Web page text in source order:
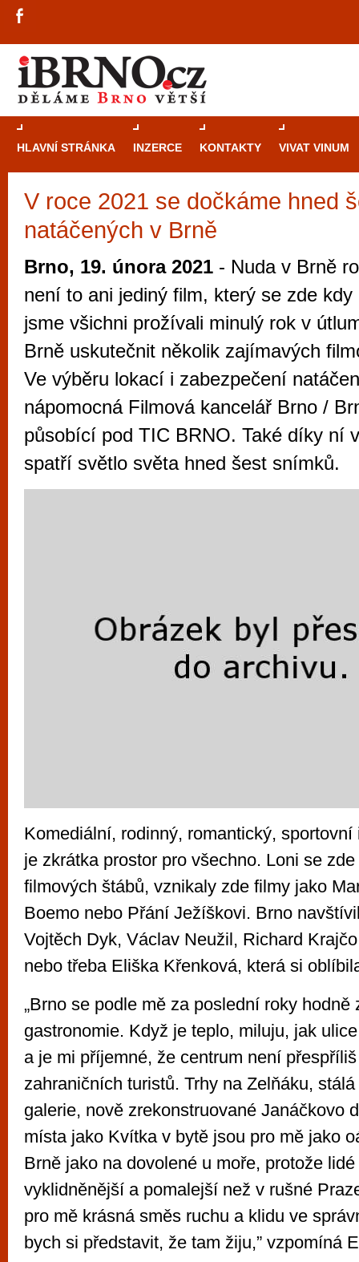
HLAVNÍ STRÁNKA INZERCE KONTAKTY VIVAT VINUM
V roce 2021 se dočkáme hned
natáčených v Brně
Brno, 19. února 2021 - Nuda v Brně
není to ani jediný film, který se zde kdy
jsme všichni prožívali minulý rok v
Brně uskutečnit několik zajímavých
Ve výběru lokací i zabezpečení
nápomocná Filmová kancelář Brno /
působící pod TIC BRNO. Také díky ní
spatří světlo světa hned šest snímků.
Komediální, rodinný, romantický,
je zkrátka prostor pro všechno. Loni se
filmových štábů, vznikaly zde filmy jako
Boemo nebo Přání Ježíškovi. Brno
Vojtěch Dyk, Václav Neužil, Richard
nebo třeba Eliška Křenková, která si
„Brno se podle mě za poslední roky hodně
gastronomie. Když je teplo, miluju, jak
a je mi příjemné, že centrum není
zahraničních turistů. Trhy na Zelňáku,
galerie, nově zrekonstruované Janáčkovo
místa jako Kvítka v bytě jsou pro mě jako
Brně jako na dovolené u moře, protože
vyklidněnější a pomalejší než v rušné
pro mě krásná směs ruchu a klidu ve
bych si představit, že tam žiju,” vzpomíná
Průvodce
Brno je
zajímavé
restaurace,
Mimo jiné je ale také místem, kde si
vyzkoušet různé kasinové hry. V
metropoli naleznete širokou nabídku her
po moderní automaty jak pro pravidelné
příležitostné hráče. V...